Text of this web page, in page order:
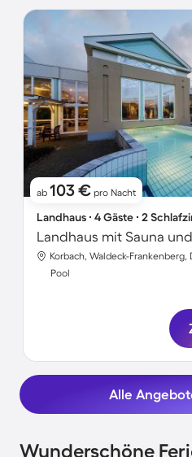
ab 103 € pro Nacht
Landhaus ∙ 4 Gäste ∙ 2
Landhaus mit Sauna
Korbach, Waldeck-Frankenberg,
Pool
Alle
Wunderschöne